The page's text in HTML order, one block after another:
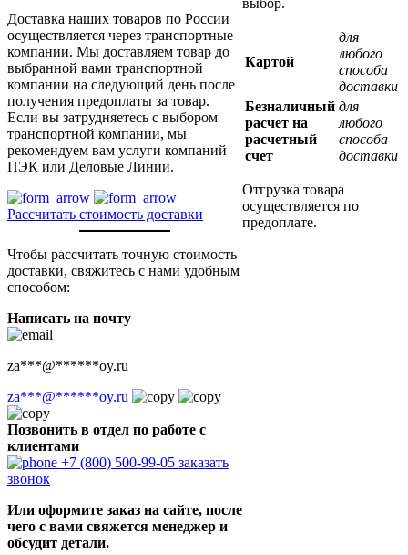
Доставка наших товаров по России
осуществляется через транспортные
компании. Мы доставляем товар до
выбранной вами транспортной
компании на следующий день после
получения предоплаты за товар.
Если вы затрудняетесь с выбором
транспортной компании, мы
рекомендуем вам услуги компаний
ПЭК или Деловые Линии.
Рассчитать стоимость доставки
Чтобы рассчитать точную стоимость
доставки, свяжитесь с нами удобным
способом:
Написать на почту
za***@******oy.ru
za***@******oy.ru
Позвонить в отдел по работе с
клиентами
+7 (800) 500-99-05 заказать
звонок
Или оформите заказ на сайте, после
чего с вами свяжется менеджер и
обсудит детали.
Картой
для
любого
способа
доставки
Безналичный
расчет на
расчетный
счет
для
любого
способа
доставки
Отгрузка товара
осуществляется по
предоплате.